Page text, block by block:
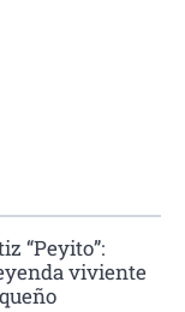
“Peyito”:
viviente